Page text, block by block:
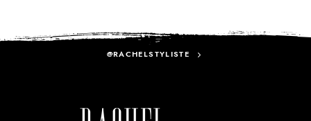
@RACHELSTYLISTE